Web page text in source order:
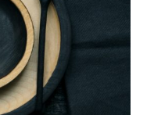
pendant votre